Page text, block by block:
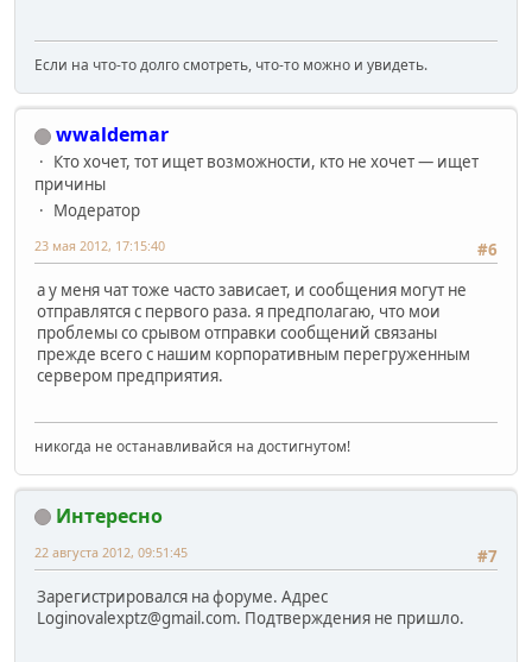
Если на что-то долго смотреть, что-то можно и увидеть.
wwaldemar
Кто хочет, тот ищет возможности, кто не хочет — ищет
причины
Модератор
#6
23 мая 2012, 17:15:40
а у меня чат тоже часто зависает, и сообщения могут не
отправлятся с первого раза. я предполагаю, что мои
проблемы со срывом отправки сообщений связаны
прежде всего с нашим корпоративным перегруженным
сервером предприятия.
никогда не останавливайся на достигнутом!
Интересно
#7
22 августа 2012, 09:51:45
Зарегистрировался на форуме. Адрес
Loginovalexptz@gmail.com. Подтверждения не пришло.